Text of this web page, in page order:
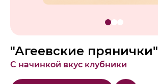
"Агеевские прянички"
С начинкой вкус клубники